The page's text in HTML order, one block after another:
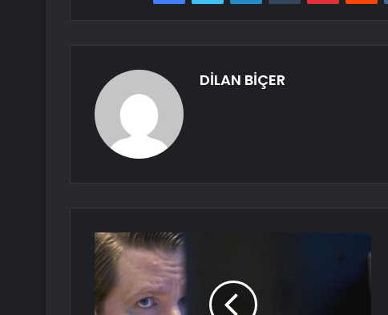
DİLAN BİÇER